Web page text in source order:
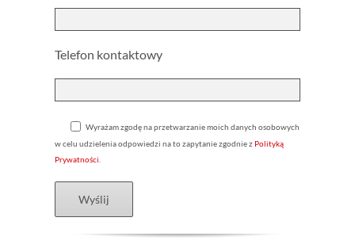
Telefon kontaktowy
Wyrażam zgodę na przetwarzanie moich danych osobowych
w celu udzielenia odpowiedzi na to zapytanie zgodnie z Polityką
Prywatności